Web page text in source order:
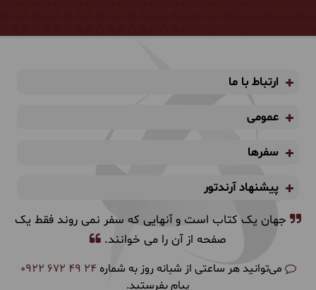
ارتباط با ما
عمومی
سفرها
پیشنهاد آرندتور
جهان یک کتاب است و آنهایی که سفر نمی روند فقط یک
صفحه از آن را می خوانند.
می‌توانید هر ساعتی از شبانه روز به شماره 0922 672 49 24
پیام بفرستید.